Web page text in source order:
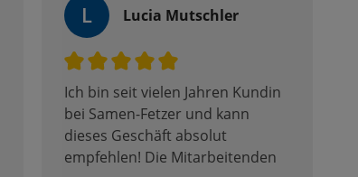
L Lucia Mutschler
Ich bin seit vielen Jahren Kundin
bei Samen-Fetzer und kann
dieses Geschäft absolut
empfehlen! Die Mitarbeitenden